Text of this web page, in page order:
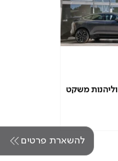
כל הדרכים לעבור לאוואטר 11 וליהנות משקט
להשארת פרטים